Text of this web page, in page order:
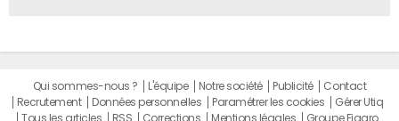
Qui sommes-nous ? L'équipe Notre société Publicité
Contact
Recrutement
Données personnelles Paramétrer les cookies
Gérer Utiq
Tous les articles
RSS Corrections Mentions légales Groupe Figaro